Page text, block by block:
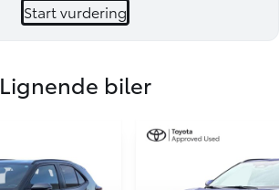
Start vurdering
Lignende biler